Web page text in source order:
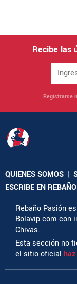
Recibe las
Registrarse
QUIENES SOMOS |
ESCRIBE EN
Rebaño Pasión
Bolavip.com con
Chivas.
Esta sección no
el sitio oficial